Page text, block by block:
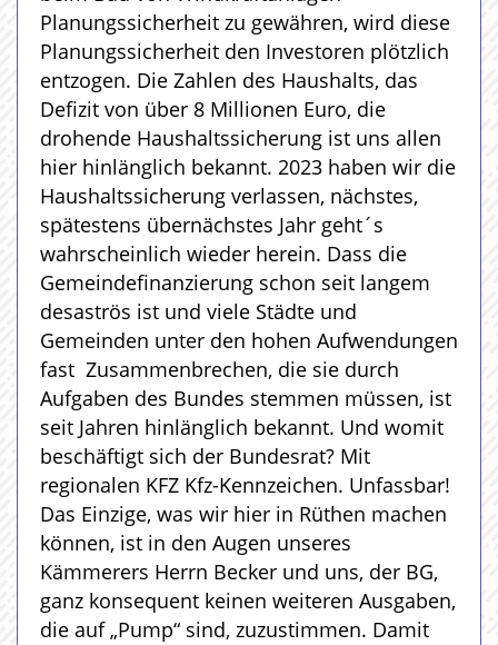
Planungssicherheit zu gewähren, wird diese
Planungssicherheit den Investoren plötzlich
entzogen. Die Zahlen des Haushalts, das
Defizit von über 8 Millionen Euro, die
drohende Haushaltssicherung ist uns allen
hier hinlänglich bekannt. 2023 haben wir die
Haushaltssicherung verlassen, nächstes,
spätestens übernächstes Jahr geht´s
wahrscheinlich wieder herein. Dass die
Gemeindefinanzierung schon seit langem
desaströs ist und viele Städte und
Gemeinden unter den hohen Aufwendungen
fast Zusammenbrechen, die sie durch
Aufgaben des Bundes stemmen müssen, ist
seit Jahren hinlänglich bekannt. Und womit
beschäftigt sich der Bundesrat? Mit
regionalen KFZ Kfz-Kennzeichen. Unfassbar!
Das Einzige, was wir hier in Rüthen machen
können, ist in den Augen unseres
Kämmerers Herrn Becker und uns, der BG,
ganz konsequent keinen weiteren Ausgaben,
die auf „Pump“ sind, zuzustimmen. Damit